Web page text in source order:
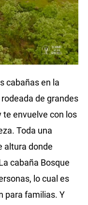
cabañas en la
de grandes
te envuelve con los
Toda una
altura donde
cabaña Bosque
lo cual es
para familias. Y